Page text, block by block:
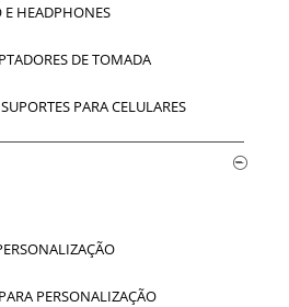
E HEADPHONES
DE TOMADA
PARA CELULARES
PERSONALIZAÇÃO